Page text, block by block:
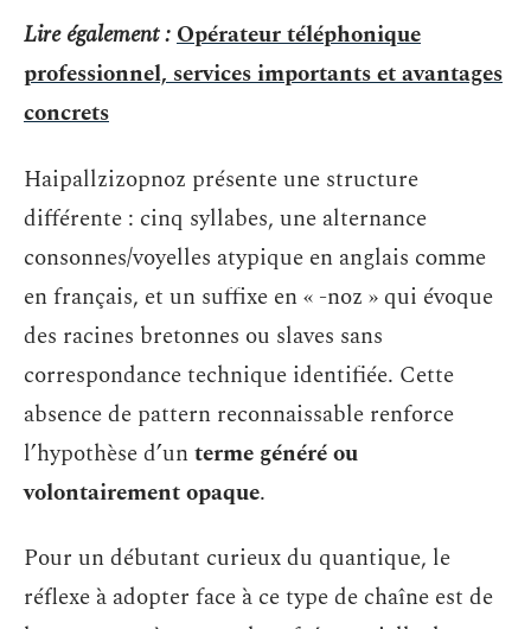
Lire également :Opérateur téléphonique
professionnel, services importants et avantages
concrets
Haipallzizopnoz présente une structure
différente : cinq syllabes, une alternance
consonnes/voyelles atypique en anglais comme
en français, et un suffixe en « -noz » qui évoque
des racines bretonnes ou slaves sans
correspondance technique identifiée. Cette
absence de pattern reconnaissable renforce
l’hypothèse d’unterme généré ou
volontairement opaque.
Pour un débutant curieux du quantique, le
réflexe à adopter face à ce type de chaîne est de